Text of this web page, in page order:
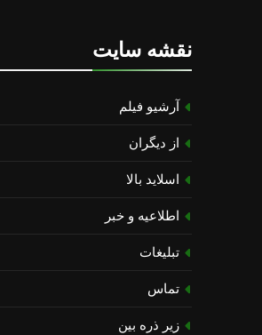
نقشه سایت
آرشیو فیلم
از دیگران
اسلاید بالا
اطلاعیه و خبر
تبلیغات
تماس
زیر ذره بین